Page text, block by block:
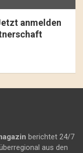
anmelden
berichtet 24/7
aus den